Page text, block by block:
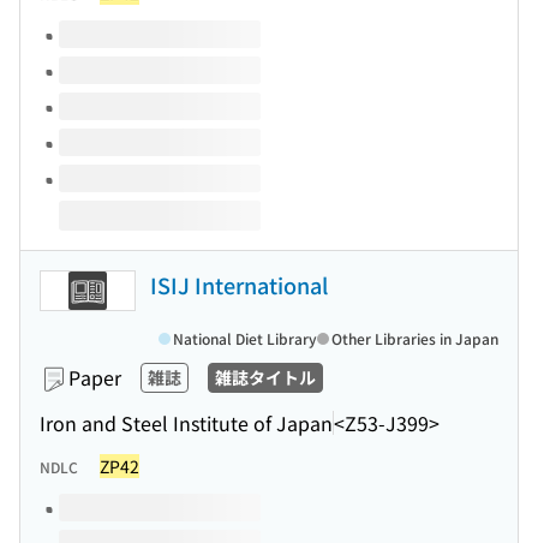
Volumes of this title
ISIJ International
Paper 雑誌 雑誌タイトル
Iron and Steel Institute of Japan<Z53-J399>
National Diet Library Other Libraries in Japan
NDLC ZP42
Volumes of this title